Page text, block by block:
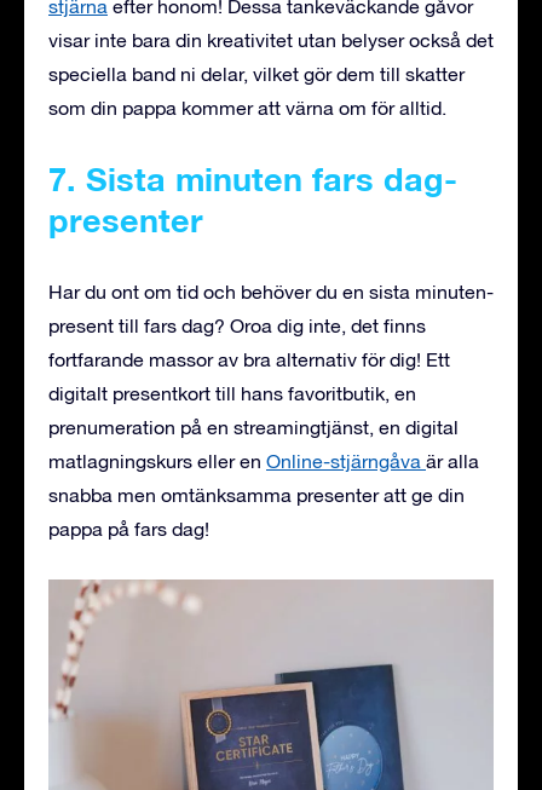
stjärna efter honom! Dessa tankeväckande gåvor
visar inte bara din kreativitet utan belyser också det
speciella band ni delar, vilket gör dem till skatter
som din pappa kommer att värna om för alltid.
7. Sista minuten fars dag-
presenter
Har du ont om tid och behöver du en sista minuten-
present till fars dag? Oroa dig inte, det finns
fortfarande massor av bra alternativ för dig! Ett
digitalt presentkort till hans favoritbutik, en
prenumeration på en streamingtjänst, en digital
matlagningskurs eller en Online-stjärngåva är alla
snabba men omtänksamma presenter att ge din
pappa på fars dag!